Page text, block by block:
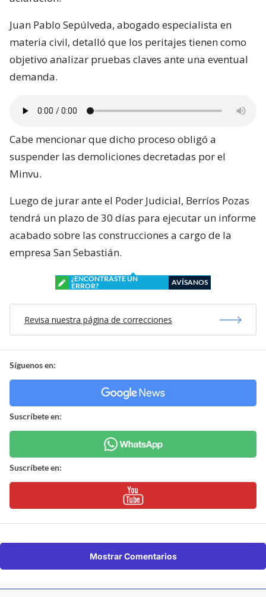
Juan Pablo Sepúlveda, abogado especialista en
materia civil, detalló que los peritajes tienen como
objetivo analizar pruebas claves ante una eventual
demanda.
Cabe mencionar que dicho proceso obligó a
suspender las demoliciones decretadas por el
Minvu.
Luego de jurar ante el Poder Judicial, Berríos Pozas
tendrá un plazo de 30 días para ejecutar un informe
acabado sobre las construcciones a cargo de la
empresa San Sebastián.
¿ENCONTRASTE UN
ERROR?
AVÍSANOS
Revisa nuestra página de correcciones
Síguenos en:
Suscríbete en:
Suscríbete en:
Mostrar Comentarios